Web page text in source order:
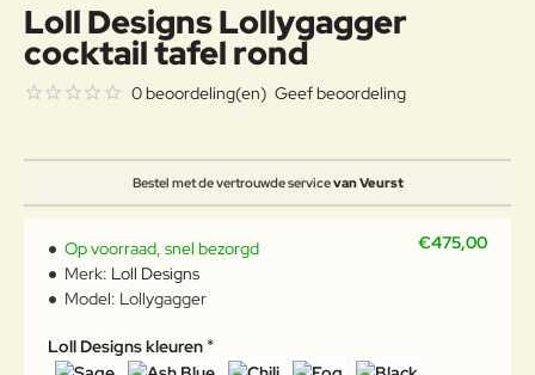
Loll Designs Lollygagger
cocktail tafel rond
Bestel met de vertrouwde servicevan Veurst
0 beoordeling(en) Geef beoordeling
€475,00
Op voorraad, snel bezorgd
Merk: Loll Designs
Model: Lollygagger
Loll Designs kleuren